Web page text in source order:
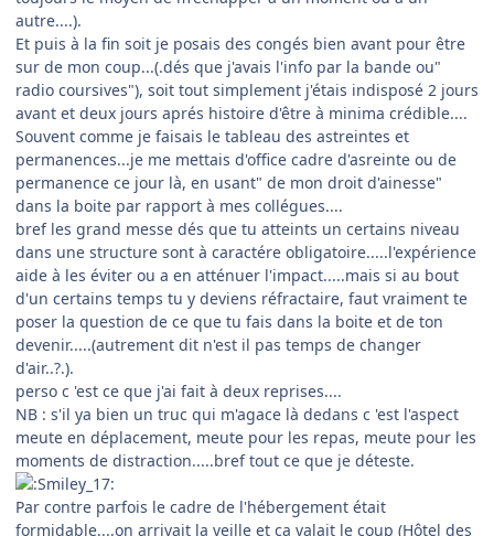
autre....).
Et puis à la fin soit je posais des congés bien avant pour être
sur de mon coup...(.dés que j'avais l'info par la bande ou"
radio coursives"), soit tout simplement j'étais indisposé 2 jours
avant et deux jours aprés histoire d'être à minima crédible....
Souvent comme je faisais le tableau des astreintes et
permanences...je me mettais d'office cadre d'asreinte ou de
permanence ce jour là, en usant" de mon droit d'ainesse"
dans la boite par rapport à mes collégues....
bref les grand messe dés que tu atteints un certains niveau
dans une structure sont à caractére obligatoire.....l'expérience
aide à les éviter ou a en atténuer l'impact.....mais si au bout
d'un certains temps tu y deviens réfractaire, faut vraiment te
poser la question de ce que tu fais dans la boite et de ton
devenir.....(autrement dit n'est il pas temps de changer
d'air..?.).
perso c 'est ce que j'ai fait à deux reprises....
NB : s'il ya bien un truc qui m'agace là dedans c 'est l'aspect
meute en déplacement, meute pour les repas, meute pour les
moments de distraction.....bref tout ce que je déteste.
Par contre parfois le cadre de l'hébergement était
formidable....on arrivait la veille et ça valait le coup (Hôtel des